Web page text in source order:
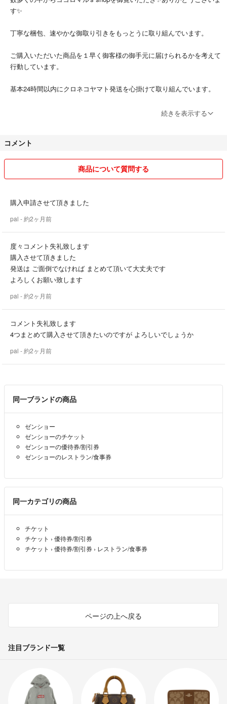
す✨
丁寧な梱包、速やかな御取り引きをもっとうに取り組んでいます。
ご購入いただいた商品を１早く御客様の御手元に届けられるかを考えて
行動しています。
基本24時間以内にクロネコヤマト発送を心掛けて取り組んでいます。
土日祝や休前日は、都合上発送が24時間以上にずれ込む場合や大阪以
速やかに受け取り対応できないお客様や
良いお付き合い❣️
続きを表示する
コメント
商品について質問する
購入申請させて頂きました
pal - 約2ヶ月前
度々コメント失礼致します
購入させて頂きました
発送は ご面倒でなければ まとめて頂いて大丈夫です
よろしくお願い致します
pal - 約2ヶ月前
コメント失礼致します
4つまとめて購入させて頂きたいのですが よろしいでしょうか
pal - 約2ヶ月前
同一ブランドの商品
ゼンショー
ゼンショーのチケット
ゼンショーの優待券/割引券
ゼンショーのレストラン/食事券
同一カテゴリの商品
チケット
チケット › 優待券/割引券
チケット › 優待券/割引券 › レストラン/食事券
ページの上へ戻る
注目ブランド一覧